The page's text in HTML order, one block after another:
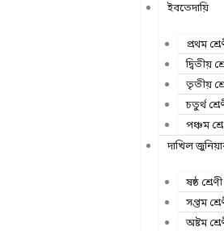
ইবতেদায়ি
প্রথম
দ্বিতীয়
তৃতীয়
চতুর্থ
পঞ্চম
দাখিল
ষষ্ঠ শ্রেণী
সপ্তম
অষ্টম